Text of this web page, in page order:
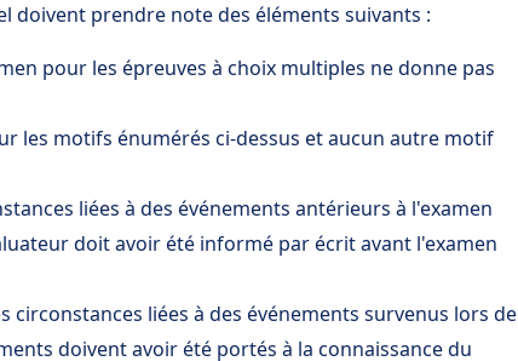
doivent prendre note des éléments suivants :
pour les épreuves à choix multiples ne donne pas
les motifs énumérés ci-dessus et aucun autre motif
liées à des événements antérieurs à l'examen
doit avoir été informé par écrit avant l'examen
circonstances liées à des événements survenus lors de
doivent avoir été portés à la connaissance du